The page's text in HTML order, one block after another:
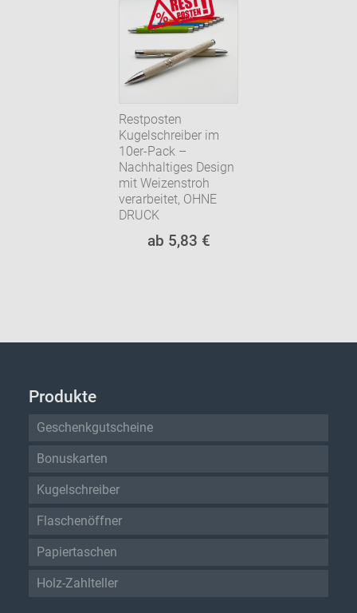
Restposten
Kugelschreiber im
10er-Pack –
Nachhaltiges Design
mit Weizenstroh
verarbeitet, OHNE
DRUCK
ab 5,83 €
Produkte
Geschenkgutscheine
Bonuskarten
Kugelschreiber
Flaschenöffner
Papiertaschen
Holz-Zahlteller